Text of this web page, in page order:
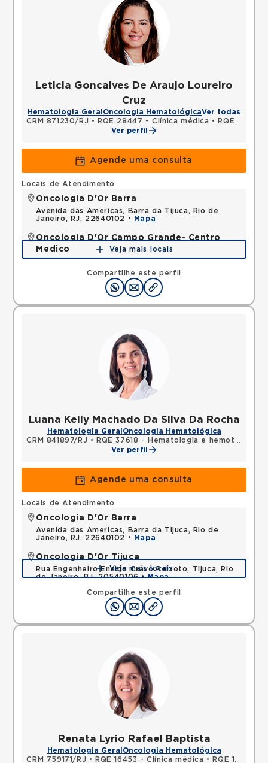
Leticia Goncalves De Araujo Loureiro
Cruz
Hematologia Geral Oncologia HematológicaVer todas
CRM 871230/RJ • RQE 28447 - Clínica médica •
RQE 28448 - Hematologia e hemoterapia
Ver perfil
Agende uma consulta
Compartilhe este perfil
Locais de Atendimento
Oncologia D'Or Barra
Avenida das Americas, Barra da Tijuca, Rio de
Janeiro, RJ, 22640102 •
Mapa
Oncologia D'Or Campo Grande- Centro
Medico
Rua Agostinho Coelho, Campo Grande, Rio de
Janeiro, RJ, 23050310 •
Mapa
Veja mais locais
Luana Kelly Machado Da Silva Da Rocha
Hematologia Geral Oncologia Hematológica
CRM 841897/RJ •
RQE 37618 - Hematologia e hemoterapia
Ver perfil
Agende uma consulta
Compartilhe este perfil
Locais de Atendimento
Oncologia D'Or Barra
Avenida das Americas, Barra da Tijuca, Rio de
Janeiro, RJ, 22640102 •
Mapa
Oncologia D'Or Tijuca
Rua Engenheiro Enaldo Cravo Peixoto, Tijuca, Rio
de Janeiro, RJ, 20540106 •Mapa
Veja mais locais
Renata Lyrio Rafael Baptista
Hematologia Geral Oncologia Hematológica
CRM 759171/RJ • RQE 16453 - Clínica médica • RQE 16454 - Hematologia e hemoterapia